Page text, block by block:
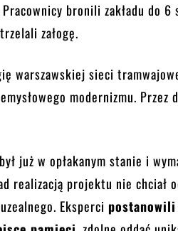
bronili zakładu do
załogę.
warszawskiej sieci
modernizmu. Przez
już w opłakanym stanie i
realizacją projektu nie chciał
Eksperci